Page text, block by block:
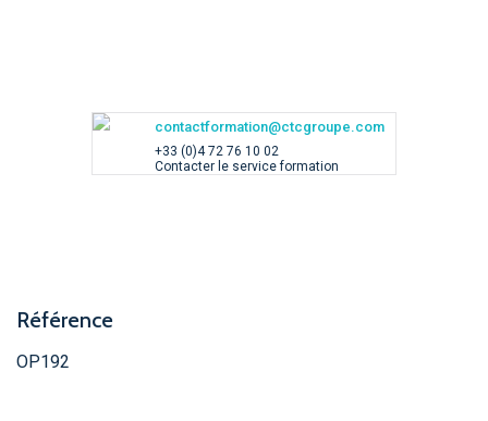
contactformation@ctcgroupe.com
+33 (0)4 72 76 10 02
Contacter le service formation
Référence
OP192